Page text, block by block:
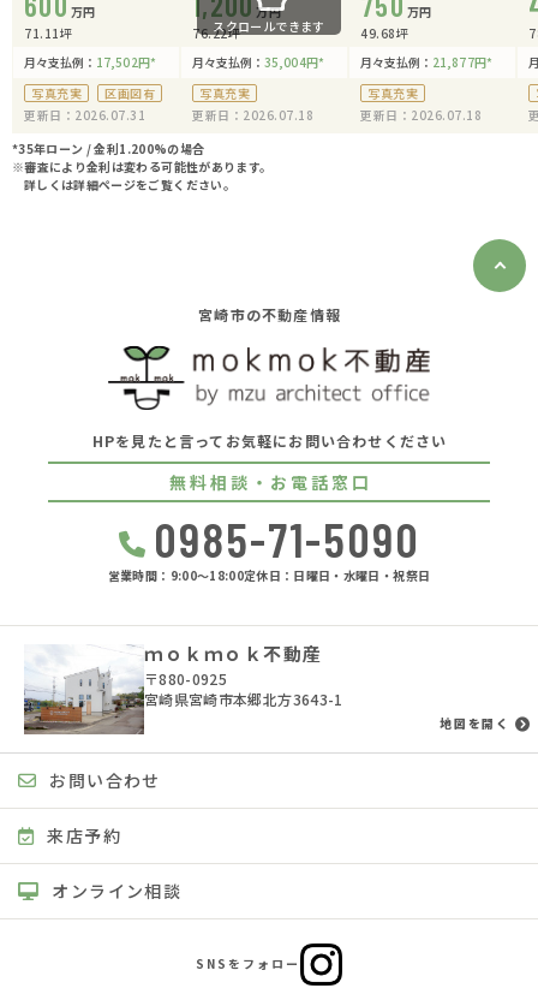
万円
71.11坪
月々支払例： 17,502円*
写真充実
区画図有
更新日：2026.07.31
万円
76.22坪
月々支払例： 35,004円*
写真充実
更新日：2026.07.18
万円
49.68坪
月々支払例： 21,877円*
写真充実
更新日：2026.07.18
スクロールできます
*35年ローン / 金利1.200%の場合
※審査により金利は変わる可能性があります。
詳しくは詳細ページをご覧ください。
宮崎市の不動産情報
HPを見たと言ってお気軽にお問い合わせください
無料相談・お電話窓口
0985-71-5090
営業時間：9:00〜18:00定休日：日曜日・水曜日・祝祭日
ｍｏｋｍｏｋ不動産
〒880-0925
宮崎県宮崎市本郷北方3643-1
地図を開く
お問い合わせ
来店予約
オンライン相談
SNSをフォロー